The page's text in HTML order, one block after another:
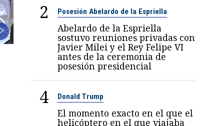
2 Posesión Abelardo de la Espriella
Abelardo de la Espriella
sostuvo reuniones privadas con
Javier Milei y el Rey Felipe VI
antes de la ceremonia de
posesión presidencial
4 Donald Trump
El momento exacto en el que el
helicóptero en el que viajaba